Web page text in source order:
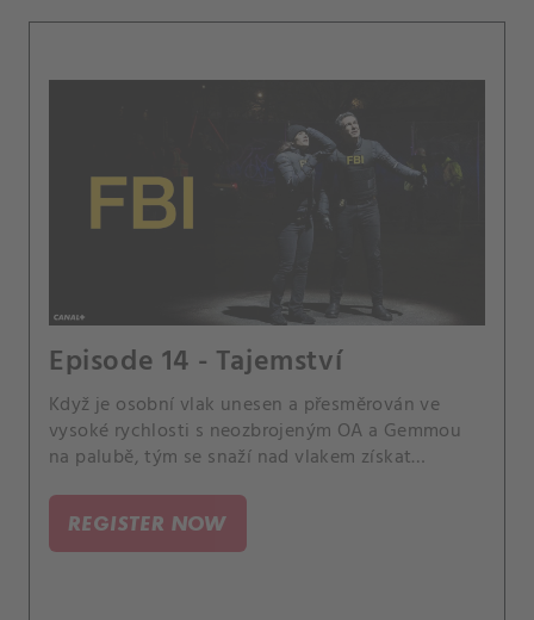
Episode 14 - Tajemství
Když je osobní vlak unesen a přesměrován ve
vysoké rychlosti s neozbrojeným OA a Gemmou
na palubě, tým se snaží nad vlakem získat
REGISTER NOW